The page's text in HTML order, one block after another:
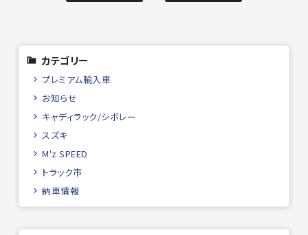
カテゴリー
プレミアム輸入車
お知らせ
キャディラック/シボレー
スズキ
M'z SPEED
トラック市
納車情報